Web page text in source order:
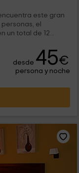
este gran
el
un total de 12...
desde 45€
persona y noche